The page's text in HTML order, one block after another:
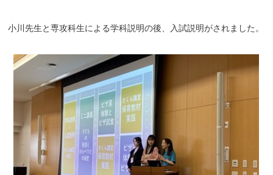
小川先生と専攻科生による学科説明の後、入試説明がされました。